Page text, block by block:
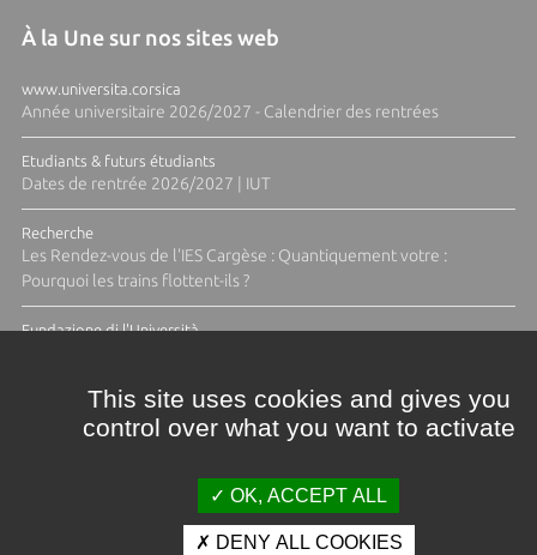
À la Une sur nos sites web
www.universita.corsica
Année universitaire 2026/2027 - Calendrier des rentrées
Etudiants & futurs étudiants
Dates de rentrée 2026/2027 | IUT
Recherche
Les Rendez-vous de l'IES Cargèse : Quantiquement votre :
Pourquoi les trains flottent-ils ?
Fundazione di l'Università
This site uses cookies and gives you
control over what you want to activate
OK, ACCEPT ALL
DENY ALL COOKIES